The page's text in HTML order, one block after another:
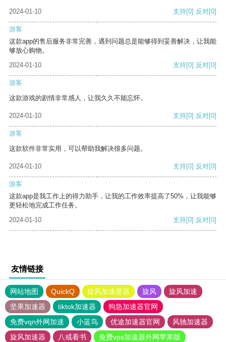
2024-01-10
支持[0] 反对[0]
游客
这款app的售后服务非常完善，遇到问题总是能够得到妥善解决，让我能
够放心购物。
2024-01-10
支持[0] 反对[0]
游客
这款游戏的剧情非常感人，让我久久不能忘怀。
2024-01-10 支持[0] 反对[0]
游客
这款软件非常实用，可以帮助我解决很多问题。
2024-01-10 支持[0] 反对[0]
游客
这款app是我工作上的得力助手，让我的工作效率提高了50%，让我能够
更轻松地完成工作任务。
2024-01-10
支持[0] 反对[0]
友情链接
网站地图 QuickQ 旋风加速度器 旋风
旋风加速
坚果加速器
tiktok加速器
狗急加速器官网
免费vqn外网加速
小蓝鸟 优途加速器官网
风驰加速器
旋风加速器
八戒看书 免费vps加速器外网苹果版